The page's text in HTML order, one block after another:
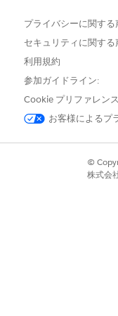
プライバシーに関する
セキュリティに関する
利用規約
参加ガイドライン:
Cookie プリファレン
お客様によるプ
©
株式会